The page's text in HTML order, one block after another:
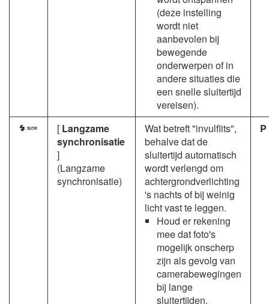
(deze instelling
wordt niet
aanbevolen bij
bewegende
onderwerpen of in
andere situaties die
een snelle sluitertijd
vereisen).
L [ Langzame
synchronisatie
]
(Langzame
synchronisatie)
Wat betreft "invulflits",
behalve dat de
sluitertijd automatisch
wordt verlengd om
achtergrondverlichting
's nachts of bij weinig
licht vast te leggen.
Houd er rekening
mee dat foto's
mogelijk onscherp
zijn als gevolg van
camerabewegingen
bij lange
sluitertijden.
P